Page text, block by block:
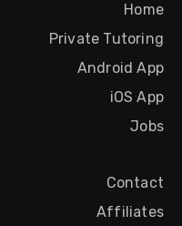
Home
Private Tutoring
Android App
iOS App
Jobs
Contact
Affiliates